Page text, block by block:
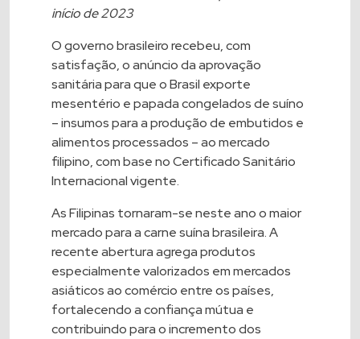
início de 2023
O governo brasileiro recebeu, com
satisfação, o anúncio da aprovação
sanitária para que o Brasil exporte
mesentério e papada congelados de suíno
– insumos para a produção de embutidos e
alimentos processados – ao mercado
filipino, com base no Certificado Sanitário
Internacional vigente.
As Filipinas tornaram-se neste ano o maior
mercado para a carne suína brasileira. A
recente abertura agrega produtos
especialmente valorizados em mercados
asiáticos ao comércio entre os países,
fortalecendo a confiança mútua e
contribuindo para o incremento dos